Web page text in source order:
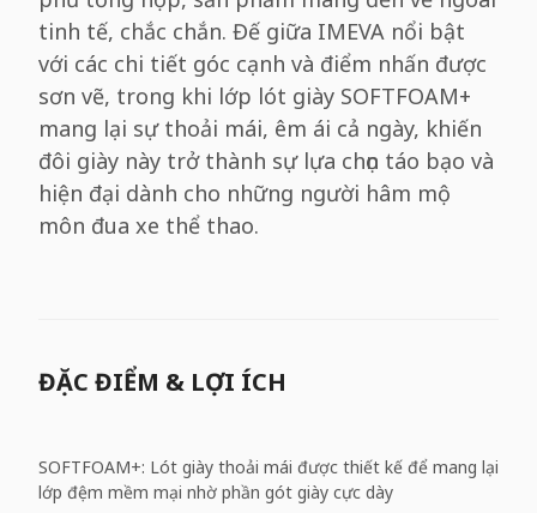
tinh tế, chắc chắn. Đế giữa IMEVA nổi bật
với các chi tiết góc cạnh và điểm nhấn được
sơn vẽ, trong khi lớp lót giày SOFTFOAM+
mang lại sự thoải mái, êm ái cả ngày, khiến
đôi giày này trở thành sự lựa chọn táo bạo và
hiện đại dành cho những người hâm mộ
môn đua xe thể thao.
ĐẶC ĐIỂM & LỢI ÍCH
SOFTFOAM+: Lót giày thoải mái được thiết kế để mang lại
lớp đệm mềm mại nhờ phần gót giày cực dày